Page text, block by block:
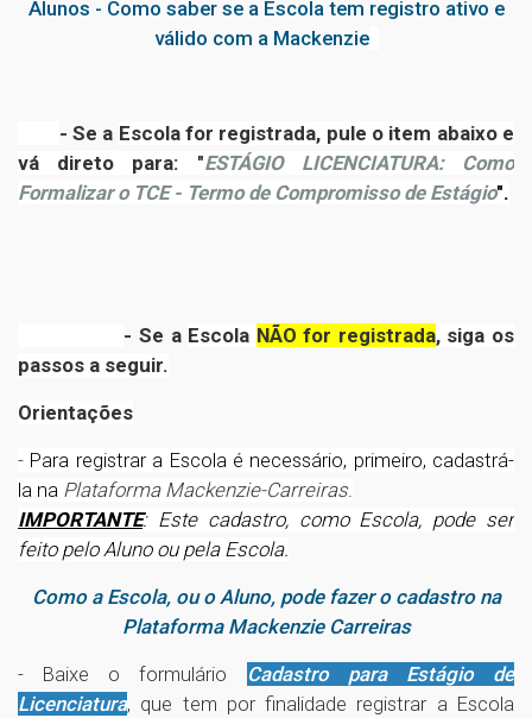
Alunos - Como saber se a Escola tem registro ativo e
válido com a Mackenzie
- Se a Escola for registrada, pule o item abaixo e
vá direto para: "ESTÁGIO LICENCIATURA: Como
Formalizar o TCE - Termo de Compromisso de Estágio".
- Se a Escola NÃO for registrada, siga os
passos a seguir.
Orientações
- Para registrar a Escola é necessário, primeiro, cadastrá-
la na Plataforma Mackenzie-Carreiras.
IMPORTANTE: Este cadastro, como Escola, pode ser
feito pelo Aluno ou pela Escola.
Como a Escola, ou o Aluno, pode fazer o cadastro na
Plataforma Mackenzie Carreiras
- Baixe o formulário
Cadastro para Estágio de
Licenciatura, que tem por finalidade registrar a Escola